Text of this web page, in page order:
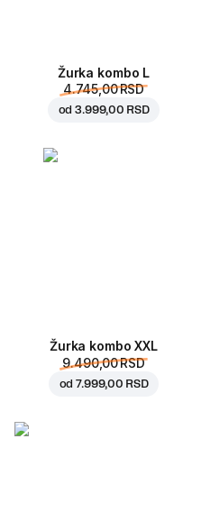
Žurka kombo L
4.745,00 RSD
od3.999,00 RSD
Žurka kombo XXL
9.490,00 RSD
od7.999,00 RSD